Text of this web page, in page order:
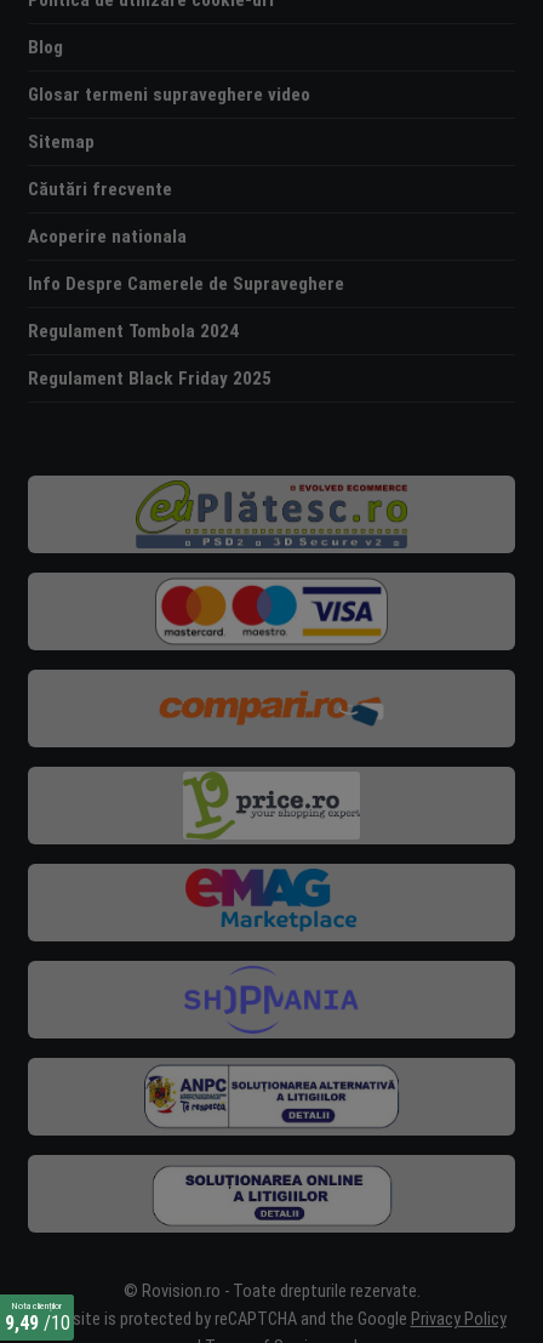
Blog
Glosar termeni supraveghere video
Sitemap
Căutări frecvente
Acoperire nationala
Info Despre Camerele de Supraveghere
Regulament Tombola 2024
Regulament Black Friday 2025
© Rovision.ro - Toate drepturile rezervate.
This site is protected by reCAPTCHA and the Google Privacy Policy
Nota clienților
9,49/10